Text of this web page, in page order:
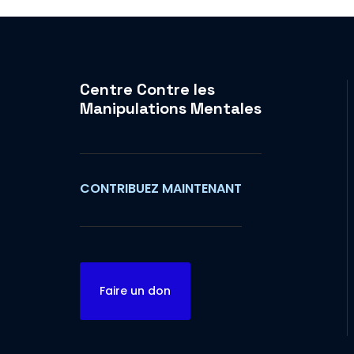
Centre Contre les
Manipulations Mentales
CONTRIBUEZ MAINTENANT
Faire un don